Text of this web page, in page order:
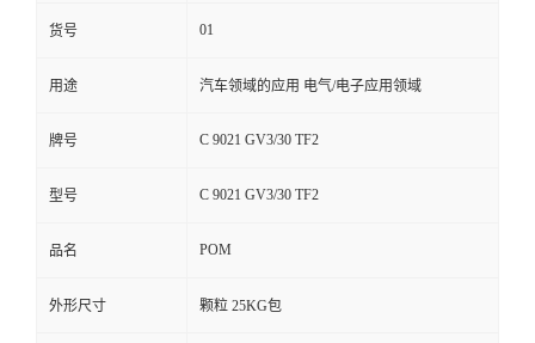
线
货号 01
用途 汽车领域的应用 电气/电子应用领域
牌号 C 9021 GV3/30 TF2
型号 C 9021 GV3/30 TF2
品名 POM
外形尺寸 颗粒 25KG包